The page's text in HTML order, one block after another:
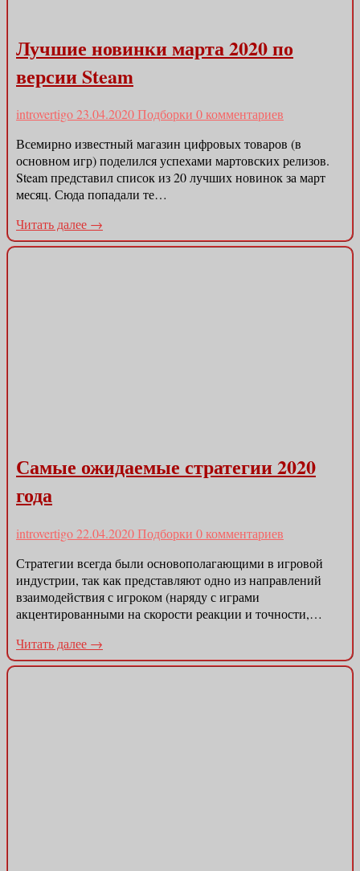
Лучшие новинки марта 2020 по
версии Steam
introvertigo23.04.2020Подборки 0 комментариев
Всемирно известный магазин цифровых товаров (в
основном игр) поделился успехами мартовских релизов.
Steam представил список из 20 лучших новинок за март
месяц. Сюда попадали те…
Читать далее →
Самые ожидаемые стратегии 2020
года
introvertigo22.04.2020Подборки 0 комментариев
Стратегии всегда были основополагающими в игровой
индустрии, так как представляют одно из направлений
взаимодействия с игроком (наряду с играми
акцентированными на скорости реакции и точности,…
Читать далее →